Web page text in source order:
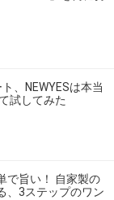
、NEWYESは本当
試してみた
で旨い！ 自家製の
、3ステップのワン